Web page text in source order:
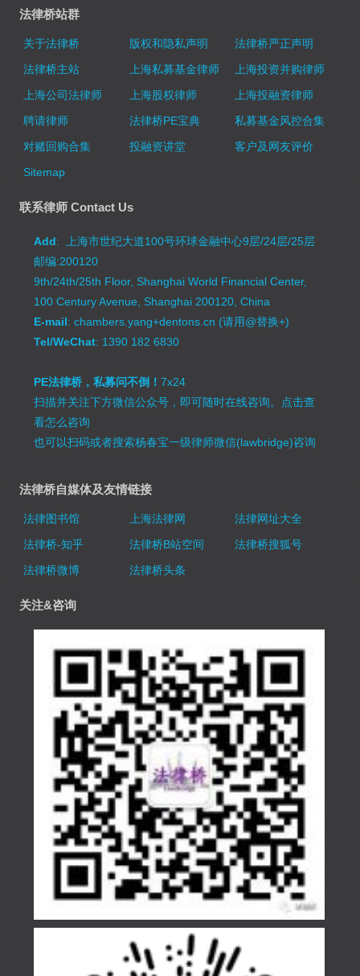
法律桥站群
关于法律桥 版权和隐私声明
法律桥严正声明
法律桥主站
上海私募基金律师
上海投资并购律师
上海公司法律师
上海股权律师
上海投融资律师
聘请律师
法律桥PE宝典
私募基金风控合集
对赌回购合集
投融资讲堂
客户及网友评价
Sitemap
联系律师 Contact Us
Add: 上海市世纪大道100号环球金融中心9层/24层/25层
邮编:200120
9th/24th/25th Floor, Shanghai World Financial Center,
100 Century Avenue, Shanghai 200120, China
E-mail: chambers.yang+dentons.cn (请用@替换+)
Tel/WeChat: 1390 182 6830
PE法律桥，私募问不倒！7x24
扫描并关注下方微信公众号，即可随时在线咨询。 点击查
看怎么咨询
也可以扫码或者搜索杨春宝一级律师微信(lawbridge)咨询
法律桥自媒体及友情链接
法律图书馆 上海法律网
法律网址大全
法律桥-知乎
法律桥B站空间
法律桥搜狐号
法律桥微博
法律桥头条
关注&咨询